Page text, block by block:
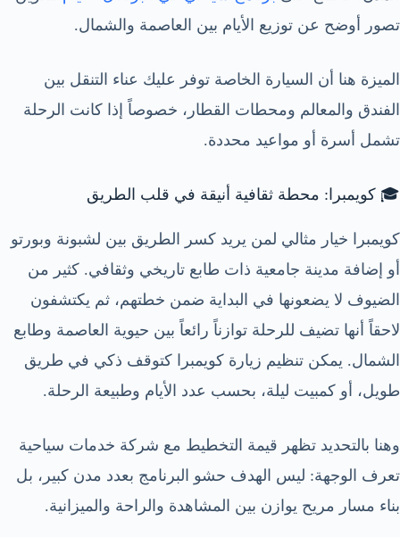
تصور أوضح عن توزيع الأيام بين العاصمة والشمال.
الميزة هنا أن السيارة الخاصة توفر عليك عناء التنقل بين
الفندق والمعالم ومحطات القطار، خصوصاً إذا كانت الرحلة
تشمل أسرة أو مواعيد محددة.
🎓 كويمبرا: محطة ثقافية أنيقة في قلب الطريق
كويمبرا خيار مثالي لمن يريد كسر الطريق بين لشبونة وبورتو
أو إضافة مدينة جامعية ذات طابع تاريخي وثقافي. كثير من
الضيوف لا يضعونها في البداية ضمن خطتهم، ثم يكتشفون
لاحقاً أنها تضيف للرحلة توازناً رائعاً بين حيوية العاصمة وطابع
الشمال. يمكن تنظيم زيارة كويمبرا كتوقف ذكي في طريق
طويل، أو كمبيت ليلة، بحسب عدد الأيام وطبيعة الرحلة.
وهنا بالتحديد تظهر قيمة التخطيط مع شركة خدمات سياحية
تعرف الوجهة: ليس الهدف حشو البرنامج بعدد مدن كبير، بل
بناء مسار مريح يوازن بين المشاهدة والراحة والميزانية.